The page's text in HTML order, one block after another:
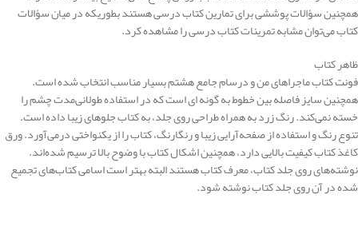
همچنین سؤالات پوششی برای تمارین کتاب درسی هستند بطوریکه در میان سؤالات
کتاب می‌توان مشابه تمرینات کتاب درسی را مشاهده کرد.
ظاهر کتاب
فونت کتاب ماجراهای من و درسام جامع هشتم بسیار مناسب انتخاب‌ شده است.
همچنین سایز فاصله بین خطوط به گونه ای است که در استفاده طولانی‌مدت چشم را
خسته نمی‌کند. رنگ زرد به همراه طراحی روی جلد، به کتاب جلوه‎ای زیبا داده است.
تنوع رنگ و استفاده از صفحه‌آرایی زیبا و رنگارنگ، کتاب را از یکنواختی درمی‌آورد. ورق
کاغذ کتاب کیفیت بالایی دارد، همچنین اشکال کتاب با وضوح‌ بالا ترسیم ‌شده‌اند.
نوشته‌های روی جلد کتاب، معرف کتاب هستند البته بهتر است اسامی کتاب‌های تجمیع
شده در آن روی جلد کتاب نوشته شود.